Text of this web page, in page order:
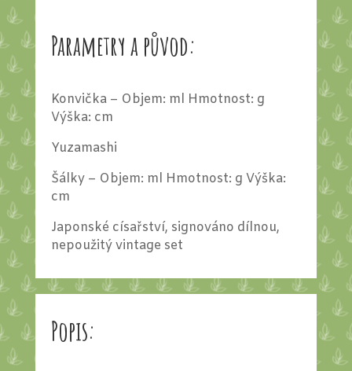
Parametry a původ:
Konvička – Objem: ml Hmotnost: g
Výška: cm
Yuzamashi
Šálky – Objem: ml Hmotnost: g Výška:
cm
Japonské císařství, signováno dílnou,
nepoužitý vintage set
Popis: